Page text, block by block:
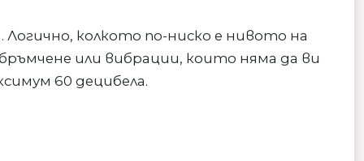
колкото по-ниско е нивото на
или вибрации, които няма да ви
60 децибела.